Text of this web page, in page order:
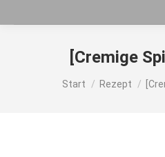
[Cremige
Sie befinden sich hier:
Start Rezept